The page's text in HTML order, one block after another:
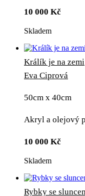
10 000 Kč
Skladem
Králík je na zemi
Eva Ciprová
50cm x 40cm
Akryl a olejový
10 000 Kč
Skladem
Rybky se